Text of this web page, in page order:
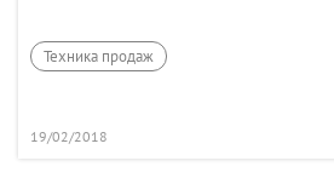
Техника продаж
19/02/2018